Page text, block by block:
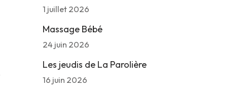
1 juillet 2026
Massage Bébé
24 juin 2026
Les jeudis de La Parolière
16 juin 2026